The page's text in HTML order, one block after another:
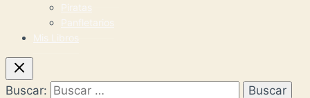
Piratas
Panfletarios
Mis Libros
Buscar: